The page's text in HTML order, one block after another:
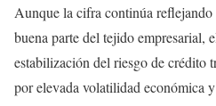
Aunque la cifra continúa
buena parte del tejido empresarial,
estabilización del riesgo de crédito
por elevada volatilidad económica